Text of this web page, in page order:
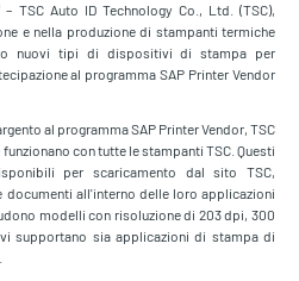
– TSC Auto ID Technology Co., Ltd. (TSC),
e nella produzione di stampanti termiche
nuovi tipi di dispositivi di stampa per
al programma SAP Printer Vendor
al programma SAP Printer Vendor, TSC
con tutte le stampanti TSC. Questi
per scaricamento dal sito TSC,
all'interno delle loro applicazioni
modelli con risoluzione di 203 dpi, 300
supportano sia applicazioni di stampa di